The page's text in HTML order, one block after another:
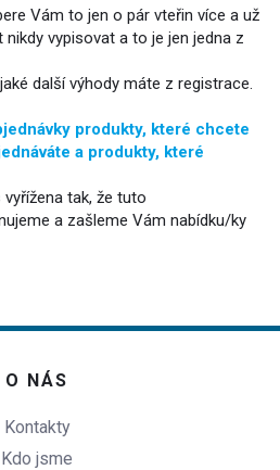
Vám to jen o pár vteřin více a už
vypisovat a to je jen jedna z
další výhody máte z registrace.
produkty, které chcete
a produkty, které
tak, že tuto
a zašleme Vám nabídku/ky
O NÁS
Kontakty
Kdo jsme